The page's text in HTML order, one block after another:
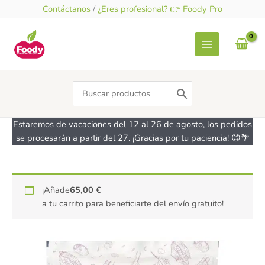
contenido
Contáctanos / ¿Eres profesional? 👉 Foody Pro
Search
for:
Estaremos de vacaciones del 12 al 26 de agosto, los pedidos
se procesarán a partir del 27. ¡Gracias por tu paciencia! 😊🌴
¡Añade65,00€
a tu carrito para beneficiarte del envío gratuito!
Harina
de